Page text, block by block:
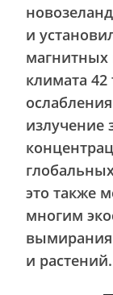
и
климата 42
излучение
это также
многим
и растений.